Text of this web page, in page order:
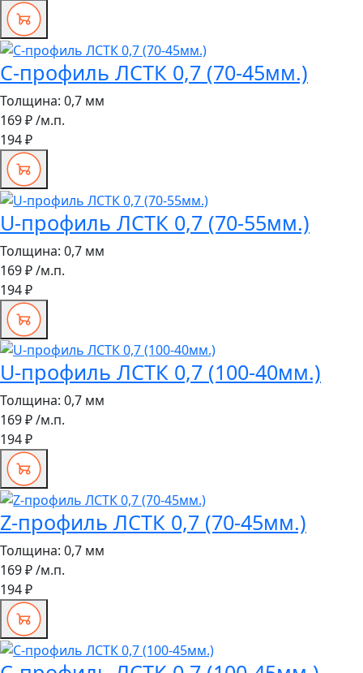
С-профиль ЛСТК 0,7 (70-45мм.)
Толщина: 0,7 мм
169 ₽/м.п.
194 ₽
U-профиль ЛСТК 0,7 (70-55мм.)
Толщина: 0,7 мм
169 ₽/м.п.
194 ₽
U-профиль ЛСТК 0,7 (100-40мм.)
Толщина: 0,7 мм
169 ₽/м.п.
194 ₽
Z-профиль ЛСТК 0,7 (70-45мм.)
Толщина: 0,7 мм
169 ₽/м.п.
194 ₽